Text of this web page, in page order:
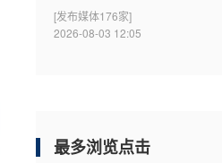
[发布媒体176家]
2026-08-03 12:05
最多浏览点击